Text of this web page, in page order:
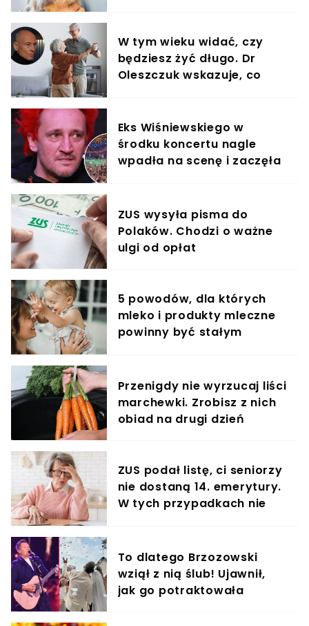
W tym wieku widać, czy
będziesz żyć długo. Dr
Oleszczuk wskazuje, co
Eks Wiśniewskiego w
środku koncertu nagle
wpadła na scenę i zaczęła
ZUS wysyła pisma do
Polaków. Chodzi o ważne
ulgi od opłat
5 powodów, dla których
mleko i produkty mleczne
powinny być stałym
Przenigdy nie wyrzucaj liści
marchewki. Zrobisz z nich
obiad na drugi dzień
ZUS podał listę, ci seniorzy
nie dostaną 14. emerytury.
W tych przypadkach nie
To dlatego Brzozowski
wziął z nią ślub! Ujawnił,
jak go potraktowała